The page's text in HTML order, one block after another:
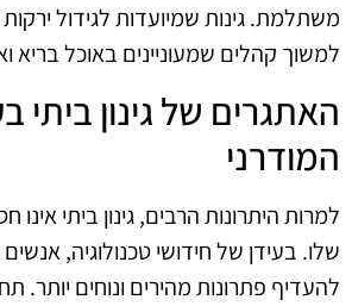
משתלמת. גינות שמיועדות לגידול ירקות
למשוך קהלים שמעוניינים באוכל בריא
האתגרים של גינון ביתי
המודרני
למרות היתרונות הרבים, גינון ביתי
שלו. בעידן של חידושי טכנולוגיה,
להעדיף פתרונות מהירים ונוחים יותר.